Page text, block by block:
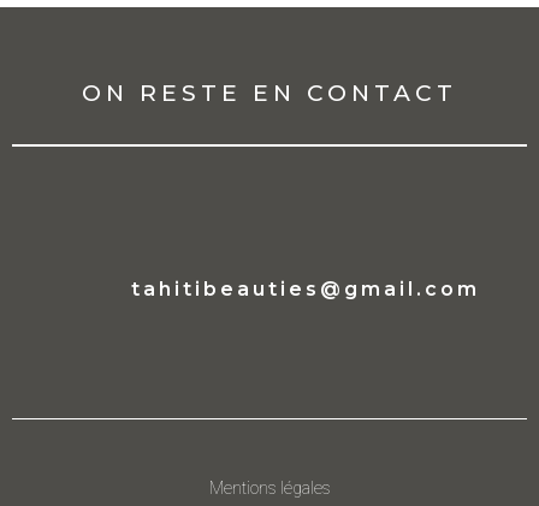
ON RESTE EN CONTACT
tahitibeauties@gmail.com
Mentions légales